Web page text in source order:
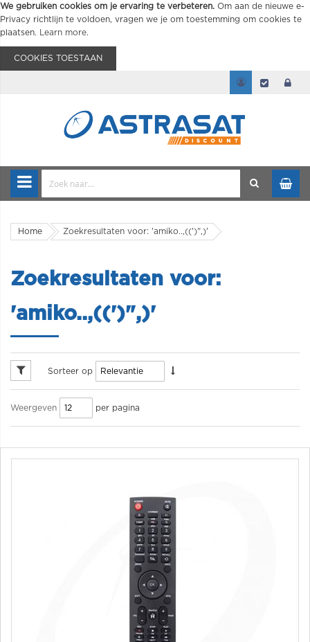
We gebruiken cookies om je ervaring te verbeteren. Om aan de nieuwe e-
Privacy richtlijn te voldoen, vragen we je om toestemming om cookies te
plaatsen.
Learn more.
COOKIES TOESTAAN
Home Zoekresultaten voor: 'amiko..,((')",)'
Zoekresultaten voor:
'amiko..,((')",)'
Sorteer op
Weergeven per pagina